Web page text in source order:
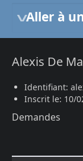
Aller à
Alexis De
Identifiant:
Inscrit le: 10/
Demandes